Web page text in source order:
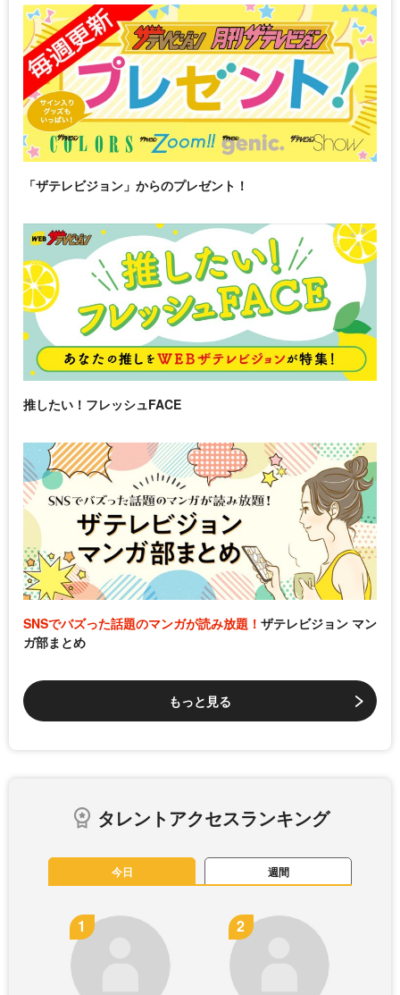
「ザテレビジョン」からのプレゼント！
推したい！フレッシュFACE
SNSでバズった話題のマンガが読み放題！ ザテレビジョン マン
ガ部まとめ
もっと見る
タレントアクセスランキング
今日 週間